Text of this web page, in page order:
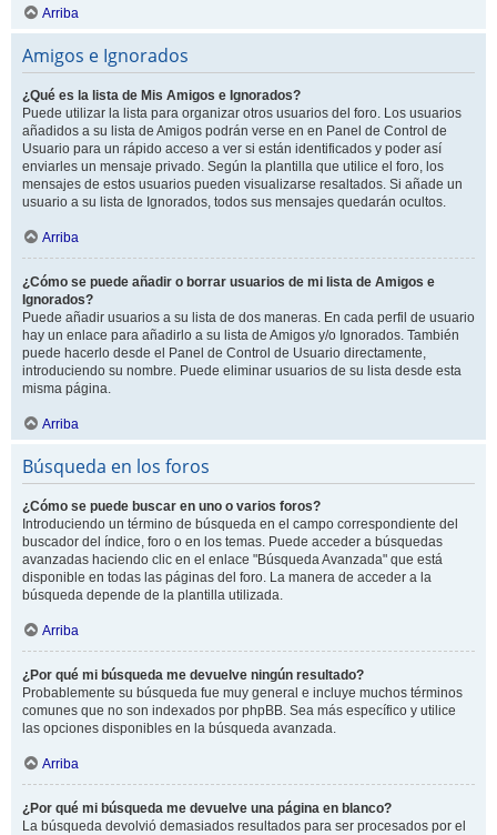
Arriba
Amigos e Ignorados
¿Qué es la lista de Mis Amigos e Ignorados?
Puede utilizar la lista para organizar otros usuarios del foro. Los usuarios
añadidos a su lista de Amigos podrán verse en en Panel de Control de
Usuario para un rápido acceso a ver si están identificados y poder así
enviarles un mensaje privado. Según la plantilla que utilice el foro, los
mensajes de estos usuarios pueden visualizarse resaltados. Si añade un
usuario a su lista de Ignorados, todos sus mensajes quedarán ocultos.
Arriba
¿Cómo se puede añadir o borrar usuarios de mi lista de Amigos e
Ignorados?
Puede añadir usuarios a su lista de dos maneras. En cada perfil de usuario
hay un enlace para añadirlo a su lista de Amigos y/o Ignorados. También
puede hacerlo desde el Panel de Control de Usuario directamente,
introduciendo su nombre. Puede eliminar usuarios de su lista desde esta
misma página.
Arriba
Búsqueda en los foros
¿Cómo se puede buscar en uno o varios foros?
Introduciendo un término de búsqueda en el campo correspondiente del
buscador del índice, foro o en los temas. Puede acceder a búsquedas
avanzadas haciendo clic en el enlace "Búsqueda Avanzada" que está
disponible en todas las páginas del foro. La manera de acceder a la
búsqueda depende de la plantilla utilizada.
Arriba
¿Por qué mi búsqueda me devuelve ningún resultado?
Probablemente su búsqueda fue muy general e incluye muchos términos
comunes que no son indexados por phpBB. Sea más específico y utilice
las opciones disponibles en la búsqueda avanzada.
Arriba
¿Por qué mi búsqueda me devuelve una página en blanco?
La búsqueda devolvió demasiados resultados para ser procesados por el